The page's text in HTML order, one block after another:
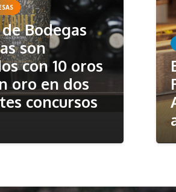
Bodegas
son
con 10 oros
oro en dos
concursos